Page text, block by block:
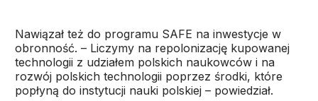
Nawiązał też do programu SAFE na inwestycje w
obronność. – Liczymy na repolonizację kupowanej
technologii z udziałem polskich naukowców i na
rozwój polskich technologii poprzez środki, które
popłyną do instytucji nauki polskiej – powiedział.